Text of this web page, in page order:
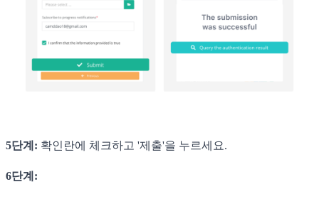
5단계: 확인란에 체크하고 '제출'을 누르세요.
6단계: